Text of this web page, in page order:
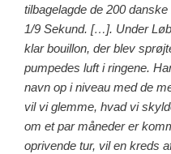
tilbagelagde de 200
1/9 Sekund. […]. Under
klar bouillon, der blev
pumpedes luft i ringene.
navn op i niveau med de
vil vi glemme, hvad vi
om et par måneder er
oprivende tur, vil en kreds